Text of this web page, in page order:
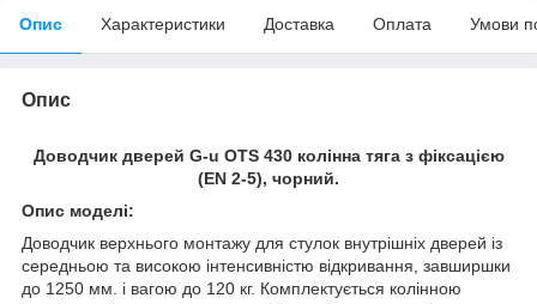
Опис Характеристики Доставка Оплата Умови
Опис
Доводчик дверей G-u OTS 430 колінна тяга з фіксацією
(EN 2-5), чорний.
Опис моделі:
Доводчик верхнього монтажу для стулок внутрішніх дверей із
середньою та високою інтенсивністю відкривання, завширшки
до 1250 мм. і вагою до 120 кг. Комплектується колінною